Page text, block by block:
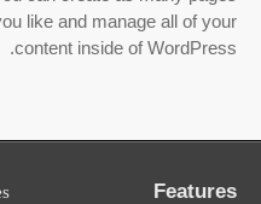
like and manage all of your
content inside of WordPress.
Features